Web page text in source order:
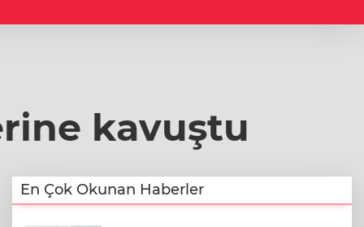
kavuştu
En Çok Okunan Haberler